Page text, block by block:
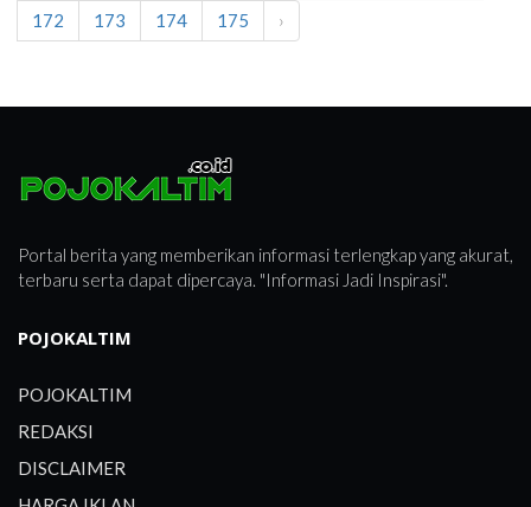
KOMUNIKASI
BULUNGAN
VIDEO
172
173 174 175 ›
Portal berita yang memberikan informasi terlengkap yang akurat,
terbaru serta dapat dipercaya. "Informasi Jadi Inspirasi".
POJOKALTIM
POJOKALTIM
REDAKSI
DISCLAIMER